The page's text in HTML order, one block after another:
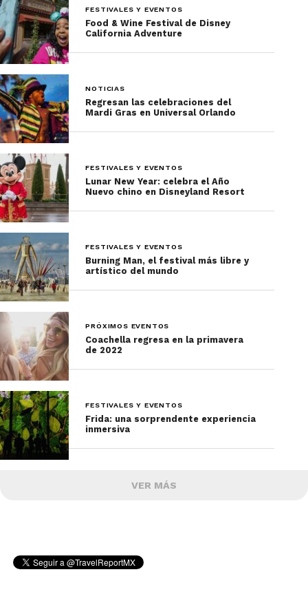
FESTIVALES Y EVENTOS
Food & Wine Festival de Disney
California Adventure
NOTICIAS
Regresan las celebraciones del
Mardi Gras en Universal Orlando
FESTIVALES Y EVENTOS
Lunar New Year: celebra el Año
Nuevo chino en Disneyland Resort
FESTIVALES Y EVENTOS
Burning Man, el festival más libre y
artístico del mundo
PRÓXIMOS EVENTOS
Coachella regresa en la primavera
de 2022
FESTIVALES Y EVENTOS
Frida: una sorprendente experiencia
inmersiva
VER MÁS